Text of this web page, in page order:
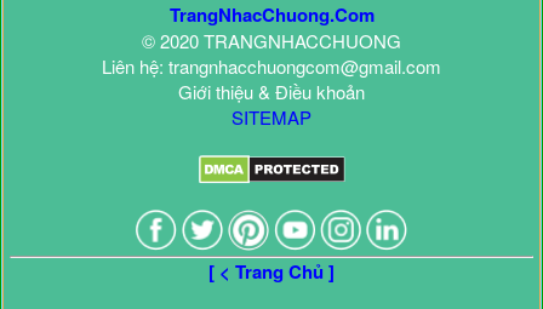
TrangNhacChuong.Com
© 2020 TRANGNHACCHUONG
Liên hệ: trangnhacchuongcom@gmail.com
Giới thiệu & Điều khoản
SITEMAP
[ < Trang Chủ ]